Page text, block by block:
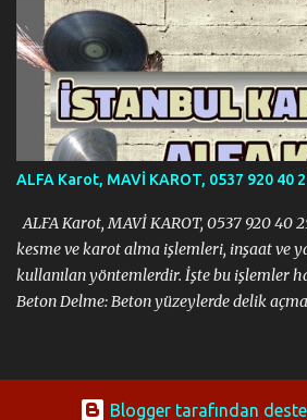
veya yıkım projelerinizde ihtiyacınız
ve delme işi için yanınızdayız.
Kesme ve Karot Hizmetleri, MAVİ
Bizi Tercih Etmelisiniz? · Uzman Ekip:
deneyimli profesyonel kadromuzla
yönetiyoruz. · Modern Teknoloji: En
delme, kesme ve karot makinelerini
hassasiyeti ön planda tutuyoruz. · ...
ALFA Karot, MAVİ KAROT, 0537 920 40
ALFA Karot, MAVİ KAROT, 0537 920 40
kesme ve karot alma işlemleri, inşaat ve
kullanılan yöntemlerdir. İşte bu işlemler
Beton Delme: Beton yüzeylerde delik
Beton yüzeylerin belirli bir ölçüde
pencere açmak veya yapısal değişiklikler
Blogger tarafından